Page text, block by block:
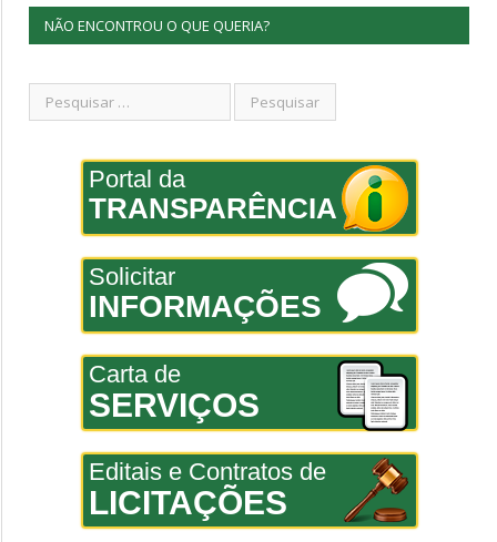
NÃO ENCONTROU O QUE QUERIA?
Portal da
TRANSPARÊNCIA
Solicitar
INFORMAÇÕES
Carta de
SERVIÇOS
Editais e Contratos de
LICITAÇÕES